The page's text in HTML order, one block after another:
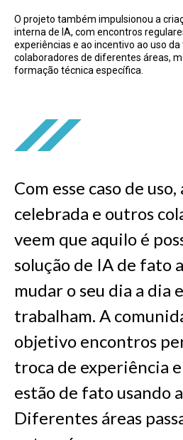
O projeto também impulsionou a
interna de IA, com encontros
experiências e ao incentivo ao uso
colaboradores de diferentes áreas,
formação técnica específica.
Com esse caso de
celebrada e outros
veem que aquilo é
solução de IA de fato
mudar o seu dia a dia
trabalham. A
objetivo encontros
troca de experiência
estão de fato usando
Diferentes áreas